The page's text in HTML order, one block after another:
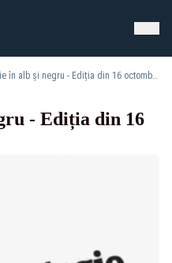
Strategie în alb și negru - Ediția din 16 octombrie 2021
- Ediția din 16